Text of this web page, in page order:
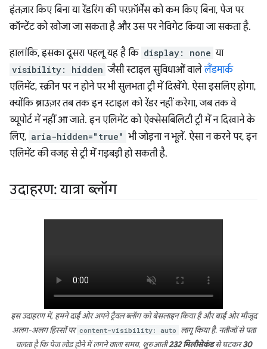
इंतज़ार किए बिना या रेंडरिंग की परफ़ॉर्मेंस को कम किए बिना, पेज पर
कॉन्टेंट को खोजा जा सकता है और उस पर नेविगेट किया जा सकता है.
हालांकि, इसका दूसरा पहलू यह है कि display: none या
visibility: hidden जैसी स्टाइल सुविधाओं वालेलैंडमार्क
एलिमेंट, स्क्रीन पर न होने पर भी सुलभता ट्री में दिखेंगे. ऐसा इसलिए होगा,
क्योंकि ब्राउज़र तब तक इन स्टाइल को रेंडर नहीं करेगा, जब तक वे
व्यूपोर्ट में नहीं आ जाते. इन एलिमेंट को ऐक्सेसबिलिटी ट्री में न दिखाने के
लिए, aria-hidden="true" भी जोड़ना न भूलें. ऐसा न करने पर, इन
एलिमेंट की वजह से ट्री में गड़बड़ी हो सकती है.
उदाहरण: यात्रा ब्लॉग
इस उदाहरण में, हमने दाईं ओर अपने ट्रैवल ब्लॉग को बेसलाइन किया है और बाईं ओर मौजूद
अलग-अलग हिस्सों पर content-visibility: auto लागू किया है. नतीजों से पता
चलता है कि पेज लोड होने में लगने वाला समय, शुरुआती232 मिलीसेकंडसे घटकर30